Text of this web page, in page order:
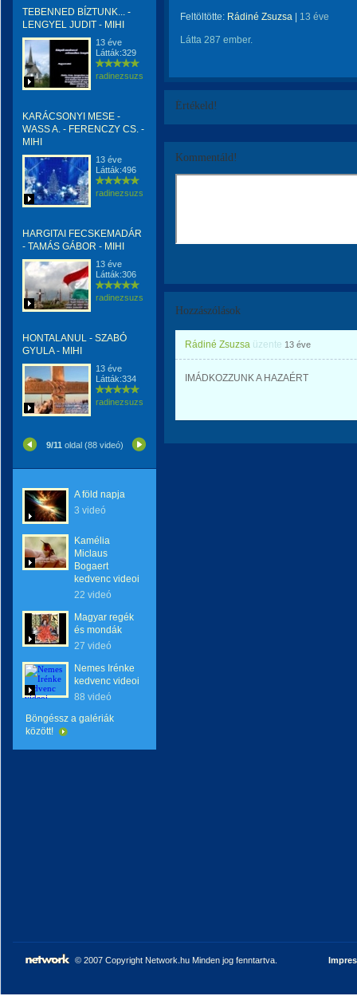
TEBENNED BÍZTUNK... -
LENGYEL JUDIT - MIHI
13 éve
Látták:329
radinezsuzsa
KARÁCSONYI MESE -
WASS A. - FERENCZY CS. -
MIHI
13 éve
Látták:496
radinezsuzsa
HARGITAI FECSKEMADÁR
- TAMÁS GÁBOR - MIHI
13 éve
Látták:306
radinezsuzsa
HONTALANUL - SZABÓ
GYULA - MIHI
13 éve
Látták:334
radinezsuzsa
9/11 oldal (88 videó)
A föld napja
3 videó
Kamélia
Miclaus
Bogaert
kedvenc videoi
22 videó
Magyar regék
és mondák
27 videó
Nemes Irénke
kedvenc videoi
88 videó
Böngéssz a galériák
között!
Feltöltötte: Rádiné Zsuzsa 13 éve
Látta 287 ember.
Értékeld!
Kommentáld!
Hozzászólások
Rádiné Zsuzsa üzente 13 éve
IMÁDKOZZUNK A HAZAÉRT
© 2007 Copyright Network.hu Minden jog fenntartva.